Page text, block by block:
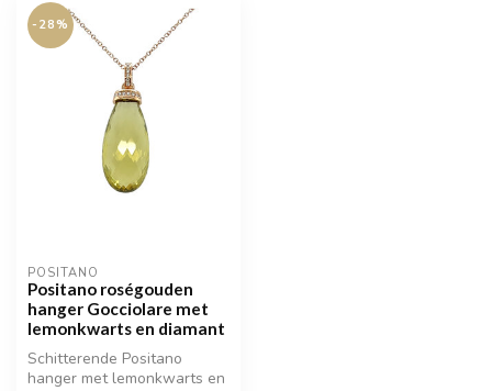
-28%
POSITANO
Positano roségouden
hanger Gocciolare met
lemonkwarts en diamant
Schitterende Positano
hanger met lemonkwarts en